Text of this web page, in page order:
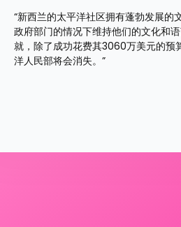
“新西兰的太平洋社区拥有蓬勃发展的
政府部门的情况下维持他们的文化和
就，除了成功花费其3060万美元的预
洋人民部将会消失。”